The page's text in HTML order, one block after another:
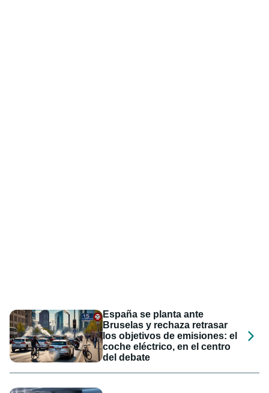
España se planta ante
Bruselas y rechaza retrasar
los objetivos de emisiones: el
coche eléctrico, en el centro
del debate